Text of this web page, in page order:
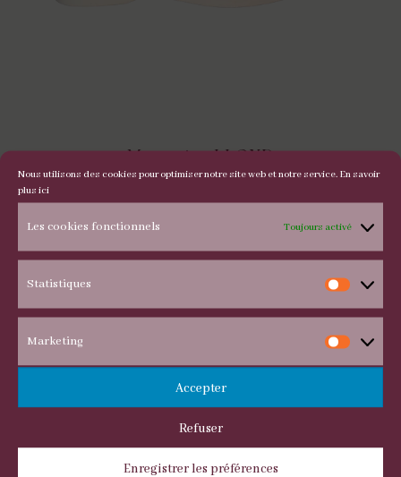
Nous utilisons des cookies pour optimiser notre site web et notre service. En savoir
plus ici
Les cookies fonctionnels Toujours activé
Statistiques
Marketing
Accepter
Refuser
Enregistrer les préférences
Mocassins LLOYD